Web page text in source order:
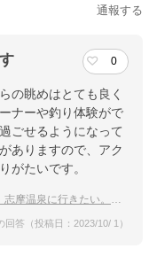
通報する
0
の眺めはとても良く
ナーや釣り体験がで
ごせるようになって
ありますので、アク
がたいです。
い。子連れにおすすめな温泉宿は？
答（投稿日：2023/10/ 1）